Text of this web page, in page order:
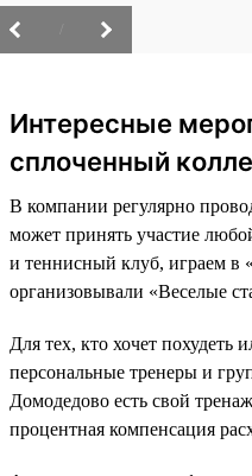
Интересные
сплоченный
В компании регулярно
может принять участие
и теннисный клуб, играем в
организовывали «Веселые
Для тех, кто хочет похудеть
персональные тренеры и
Домодедово есть свой
процентная компенсация